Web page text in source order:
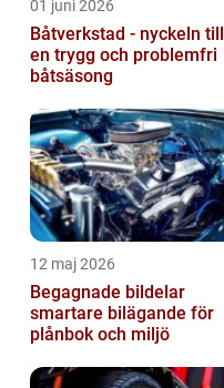
01 juni 2026
Båtverkstad - nyckeln till
en trygg och problemfri
båtsäsong
12 maj 2026
Begagnade bildelar
smartare bilägande för
plånbok och miljö